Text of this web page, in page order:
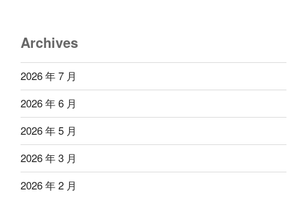
Archives
2026 年 7 月
2026 年 6 月
2026 年 5 月
2026 年 3 月
2026 年 2 月